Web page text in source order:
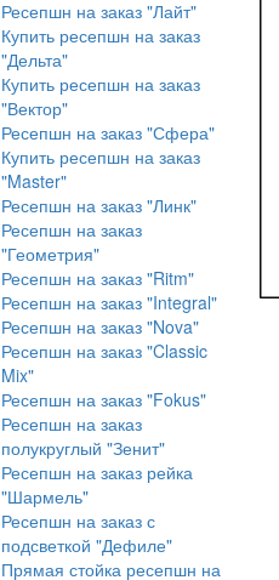
Ресепшн на заказ "Лайт"
Купить ресепшн на заказ
"Дельта"
Купить ресепшн на заказ
"Вектор"
Ресепшн на заказ "Сфера"
Купить ресепшн на заказ
"Master"
Ресепшн на заказ "Линк"
Ресепшн на заказ
"Геометрия"
Ресепшн на заказ "Ritm"
Ресепшн на заказ "Integral"
Ресепшн на заказ "Nova"
Ресепшн на заказ "Classic
Mix"
Ресепшн на заказ "Fokus"
Ресепшн на заказ
полукруглый "Зенит"
Ресепшн на заказ рейка
"Шармель"
Ресепшн на заказ с
подсветкой "Дефиле"
Прямая стойка ресепшн на